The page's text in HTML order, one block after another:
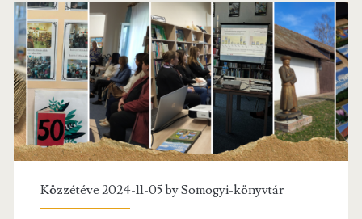
leleltározott
dokumentum!
k
Közzétéve 2024-11-05 bySomogyi-könyvtár